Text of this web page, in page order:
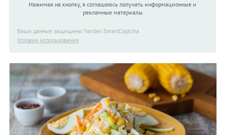
Нажимая на кнопку, я соглашаюсь получать информационные и
рекламные материалы
Ваши данные защищены Yandex SmartCaptcha
Условия использования